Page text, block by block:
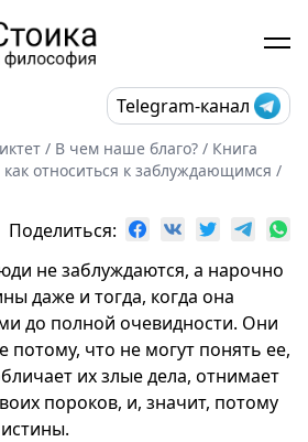
Telegram-канал
/ В чем наше благо? / Книга
относиться к заблуждающимся /
Поделиться:
не заблуждаются, а нарочно
даже и тогда, когда она
до полной очевидности. Они
что не могут понять ее,
их злые дела, отнимает
пороков, и, значит, потому